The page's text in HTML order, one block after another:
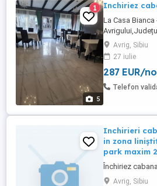
5
1 Inchiriez
La Casa
Pensiunei
km de Sibiu, va
organiza
onomastice,
capacitate de
Avrig, Sibiu
27 iulie
287 EUR/
Telefon
Inchirieri
in zona
park maxim
Închiriez
Avrig, Sibiu